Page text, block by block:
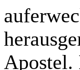
Apostel.